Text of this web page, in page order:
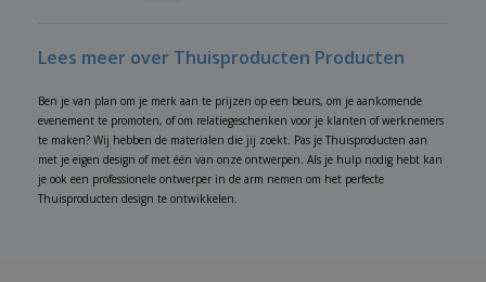
Lees meer over Thuisproducten Producten
Ben je van plan om je merk aan te prijzen op een beurs, om je aankomende
evenement te promoten, of om relatiegeschenken voor je klanten of werknemers
te maken? Wij hebben de materialen die jij zoekt. Pas je Thuisproducten aan
met je eigen design of met één van onze ontwerpen. Als je hulp nodig hebt kan
je ook een professionele ontwerper in de arm nemen om het perfecte
Thuisproducten design te ontwikkelen.